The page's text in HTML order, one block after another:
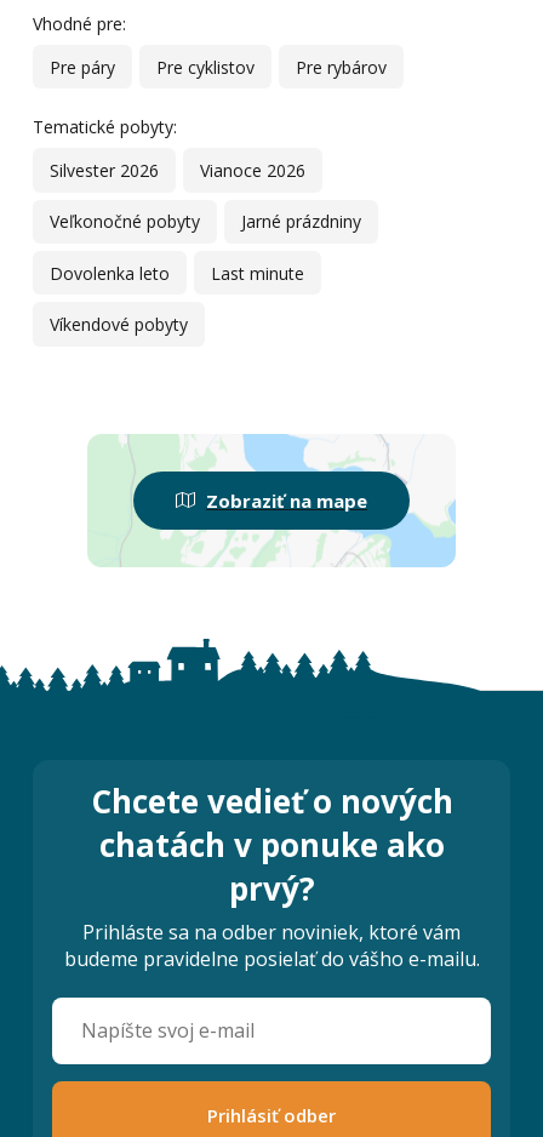
Vhodné pre:
Pre páry
Pre cyklistov Pre rybárov
Tematické pobyty:
Silvester 2026
Vianoce 2026
Veľkonočné pobyty Jarné prázdniny
Dovolenka leto Last minute
Víkendové pobyty
Zobraziť na mape
Chcete vedieť o nových
chatách v ponuke ako
prvý?
Prihláste sa na odber noviniek, ktoré vám
budeme pravidelne posielať do vášho e-mailu.
Prihlásiť odber